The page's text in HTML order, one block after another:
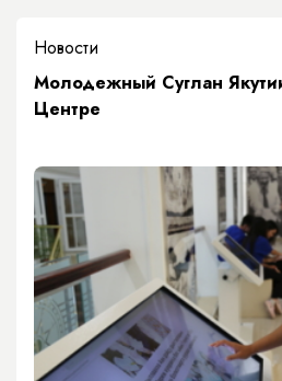
Новости
Молодежный Суглан
Центре